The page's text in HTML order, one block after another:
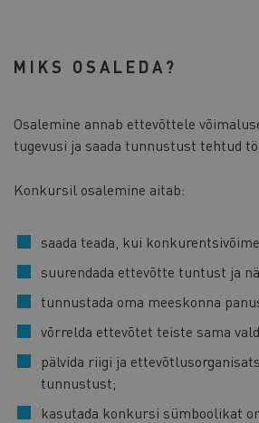
MIKS OSALEDA?
Osalemine annab ettevõttele
tugevusi ja saada tunnustust tehtud
Konkursil osalemine aitab:
saada teada, kui
suurendada ettevõtte tuntust ja
tunnustada oma meeskonna
võrrelda ettevõtet teiste sama
pälvida riigi ja
tunnustust;
kasutada konkursi sümboolikat